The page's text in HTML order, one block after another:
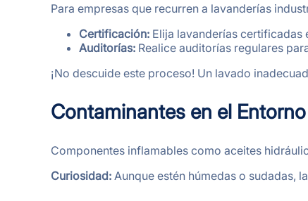
Para empresas que recurren a lavanderías
Certificación: Elija lavanderías certificadas
Auditorías: Realice auditorías regulares
¡No descuide este proceso! Un lavado
Contaminantes en el
Componentes inflamables como aceites
Curiosidad: Aunque estén húmedas o sudadas,